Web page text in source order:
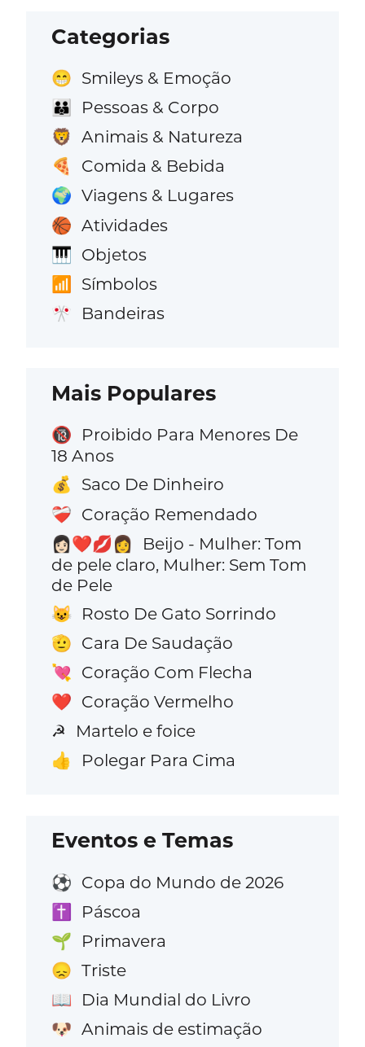
Categorias
😁 Smileys & Emoção
👪 Pessoas & Corpo
🦁 Animais & Natureza
🍕 Comida & Bebida
🌍 Viagens & Lugares
🏀 Atividades
🎹 Objetos
📶 Símbolos
🎌 Bandeiras
Mais Populares
🔞
Proibido Para Menores De
18 Anos
💰 Saco De Dinheiro
❤️‍🩹 Coração Remendado
👩🏻‍❤️‍💋‍👩
Beijo - Mulher: Tom
de pele claro, Mulher: Sem Tom
de Pele
😺 Rosto De Gato Sorrindo
🫡 Cara De Saudação
💘 Coração Com Flecha
❤️ Coração Vermelho
☭ Martelo e foice
👍 Polegar Para Cima
Eventos e Temas
⚽ Copa do Mundo de 2026
✝️ Páscoa
🌱 Primavera
😞 Triste
📖 Dia Mundial do Livro
🐶 Animais de estimação